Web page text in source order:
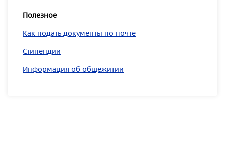
Полезное
Как подать документы по почте
Стипендии
Информация об общежитии